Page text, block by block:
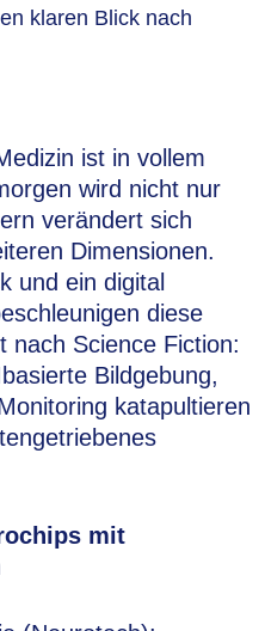
klaren Blick nach
ist in vollem
wird nicht nur
verändert sich
Dimensionen.
und ein digital
diese
nach Science Fiction:
Bildgebung,
katapultieren
mit